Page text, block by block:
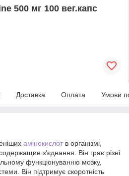
500 мг 100 вег.капс
Доставка Оплата Умови
амінокислот в організмі,
з'єднання. Він грає різні
функціонуванню мозку,
Він підтримує скоротність